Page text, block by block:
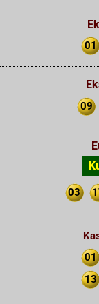
01
09
03
01
13